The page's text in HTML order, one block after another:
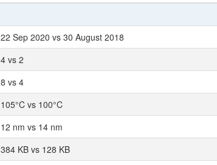
22 Sep 2020 vs 30 August 2018
4 vs 2
8 vs 4
105°C vs 100°C
12 nm vs 14 nm
384 KB vs 128 KB